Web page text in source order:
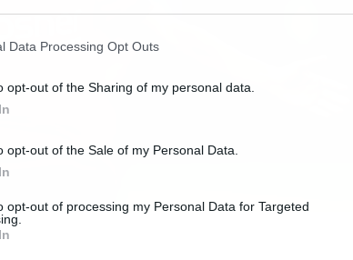
Data Processing Opt Outs
opt-out of the Sharing of my personal data.
opt-out of the Sale of my Personal Data.
opt-out of processing my Personal Data for Targeted